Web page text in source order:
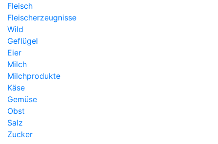
Fleisch
Fleischerzeugnisse
Wild
Geflügel
Eier
Milch
Milchprodukte
Käse
Gemüse
Obst
Salz
Zucker